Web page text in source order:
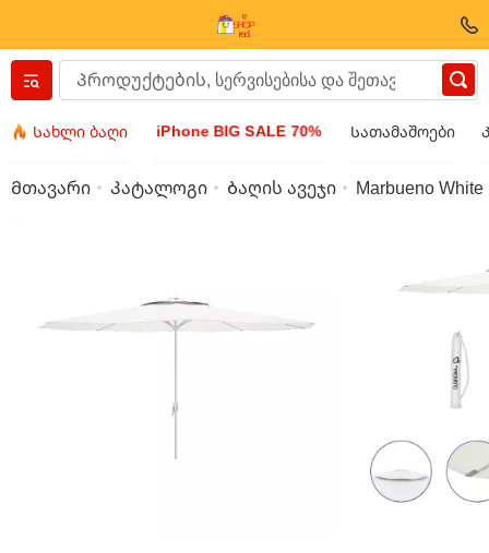
Სახლი ბაღი iPhone BIG SALE 70% Სათამაშოები
Вернуться назад
Მთავარი Კატალოგი Ბაღის ავეჯი Marbueno